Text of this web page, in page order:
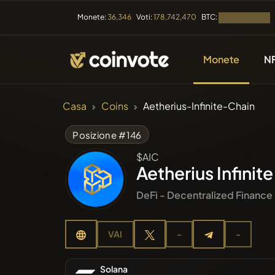
Monete:36,346 Voti:178,742,470 BTC:
Monete
Casa Coins Aetherius-Infinite-Chain
Posizione #146
$AIC
Aetherius
DeFi - Decentralized Finance
VAI - -
Solana